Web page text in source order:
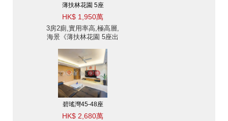
薄扶林花園 5座
HK$ 1,950萬
3房2廁,實用率高,極高層,
海景《薄扶林花園 5座出
碧瑤灣45-48座
HK$ 2,680萬